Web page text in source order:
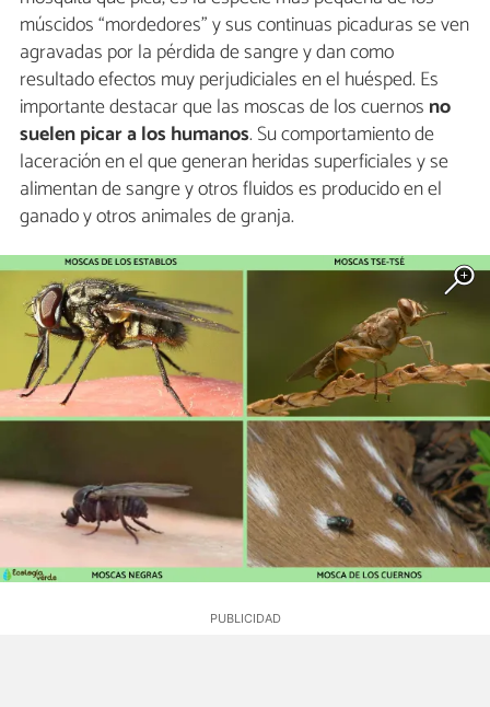
múscidos “mordedores” y sus continuas picaduras se ven
agravadas por la pérdida de sangre y dan como
resultado efectos muy perjudiciales en el huésped. Es
importante destacar que las moscas de los cuernos no
suelen picar a los humanos. Su comportamiento de
laceración en el que generan heridas superficiales y se
alimentan de sangre y otros fluidos es producido en el
ganado y otros animales de granja.